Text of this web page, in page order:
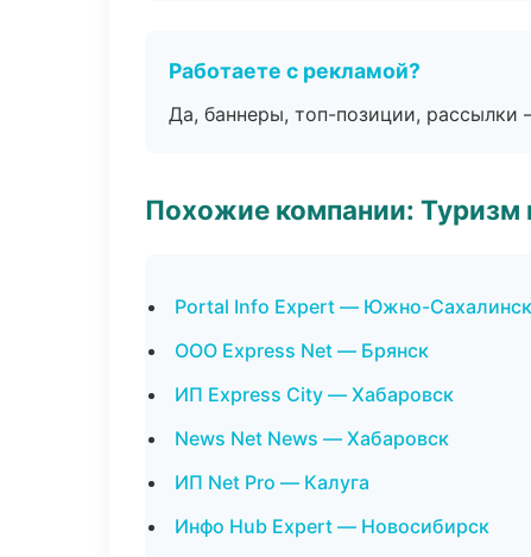
Работаете с рекламой?
Да, баннеры, топ-позиции, рассылки
Похожие компании: Туризм
Portal Info Expert — Южно-Сахалинск
ООО Express Net — Брянск
ИП Express City — Хабаровск
News Net News — Хабаровск
ИП Net Pro — Калуга
Инфо Hub Expert — Новосибирск